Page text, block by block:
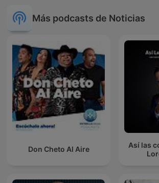
Más podcasts de Noticias
Don Cheto Al Aire
Así las